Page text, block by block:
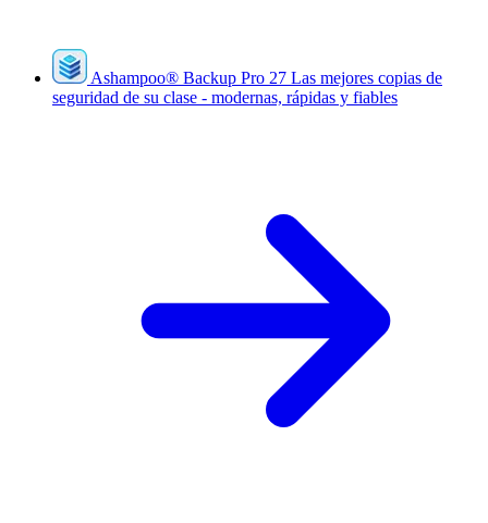
Ashampoo® Backup Pro 27 Las mejores copias de
seguridad de su clase - modernas, rápidas y fiables